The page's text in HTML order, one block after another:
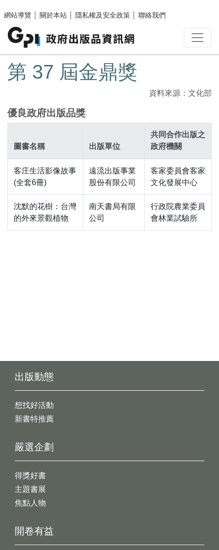
網站導覽
關於本站 隱私權及安全政策 聯絡我們
:::
第 37 屆金鼎獎
資料來源：文化部
優良政府出版品獎
圖書名稱 出版單位
共同合作出版之
政府機關
客庄生活影像故事
(全套6冊)
遠流出版事業
股份有限公司
客家委員會客家
文化發展中心
沈默的花樹：台灣
的外來景觀植物
南天書局有限
公司
行政院農業委員
會林業試驗所
出版動態
想找好活動
新書特推薦
開卷有益
嚴選企劃
得獎好書
主題書展
焦點人物